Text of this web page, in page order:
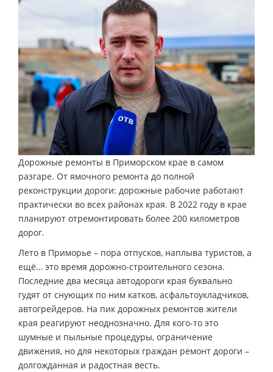
Дорожные ремонты в Приморском крае в самом
разгаре. От ямочного ремонта до полной
реконструкции дороги: дорожные рабочие работают
практически во всех районах края. В 2022 году в крае
планируют отремонтировать более 200 километров
дорог.
Лето в Приморье – пора отпусков, наплыва туристов, а
ещё… это время дорожно-строительного сезона.
Последние два месяца автодороги края буквально
гудят от снующих по ним катков, асфальтоукладчиков,
автогрейдеров. На пик дорожных ремонтов жители
края реагируют неоднозначно. Для кого-то это
шумные и пыльные процедуры, ограничение
движения, но для некоторых граждан ремонт дороги –
долгожданная и радостная весть.